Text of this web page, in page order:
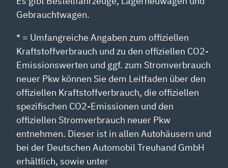
Gebrauchtwagen.
* = Umfangreiche Angaben zum offiziellen
Kraftstoffverbrauch und zu den offiziellen CO2-
Emissionswerten und ggf. zum Stromverbrauch
neuer Pkw können Sie dem Leitfaden über den
offiziellen Kraftstoffverbrauch, die offiziellen
spezifischen CO2-Emissionen und den
offiziellen Stromverbrauch neuer Pkw
entnehmen. Dieser ist in allen Autohäusern und
bei der Deutschen Automobil Treuhand GmbH
erhältlich, sowie unter